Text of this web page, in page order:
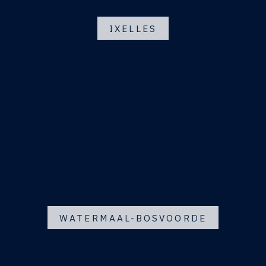
IXELLES
WATERMAAL-BOSVOORDE